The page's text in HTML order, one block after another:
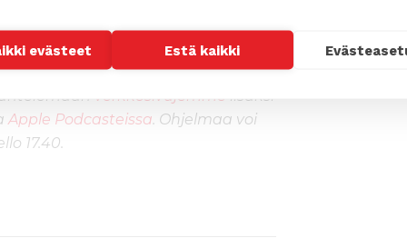
evästeet Estä kaikki
työstä paremman ja
verkkosivujemme lisäksi
Apple Podcasteissa. Ohjelmaa voi
17.40.